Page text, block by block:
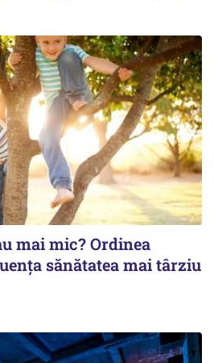
mai mic? Ordinea
sănătatea mai târziu